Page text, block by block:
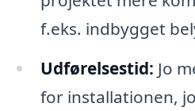
f.eks. indbygget
Udførelsestid: Jo
for installationen,